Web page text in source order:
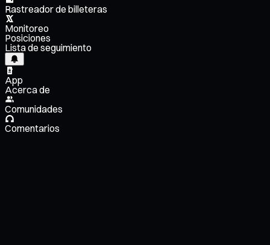
Rastreador de billeteras
Monitoreo
Posiciones
Lista de seguimiento
App
Acerca de
Comunidades
Comentarios